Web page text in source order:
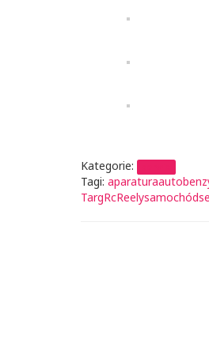
Kategorie:
Tagi: aparaturaauto
TargRcReelysamochód